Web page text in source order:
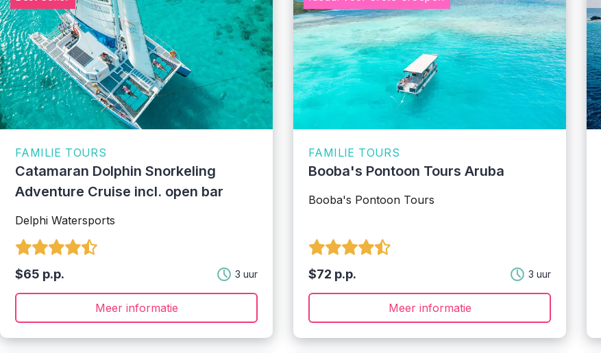
FAMILIE TOURS
Catamaran Dolphin Snorkeling
Adventure Cruise incl. open bar
Delphi Watersports
$65 p.p. 3 uur
Meer informatie
FAMILIE TOURS
Booba's Pontoon Tours Aruba
Booba's Pontoon Tours
$72 p.p. 3 uur
Meer informatie